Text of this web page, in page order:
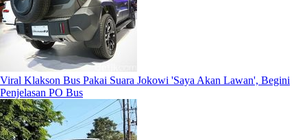
Viral Klakson Bus Pakai Suara Jokowi 'Saya Akan Lawan', Begini
Penjelasan PO Bus